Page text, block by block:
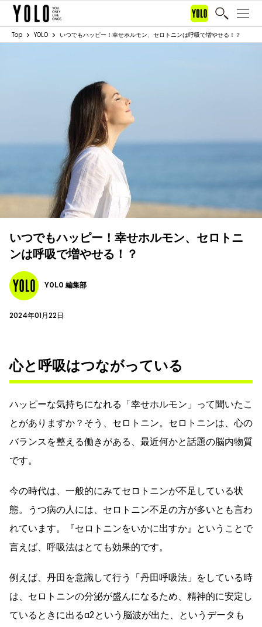
Top YOLO いつでもハッピー！幸せホルモン、セロトニンは呼吸で増やせる！？
いつでもハッピー！幸せホルモン、セロトニ
ンは呼吸で増やせる！？
YOLO 編集部
2024年01月22日
心と呼吸はつながっている
ハッピーな気持ちになれる「幸せホルモン」って聞いたこ
とがありますか？そう、セロトニン。セロトニンは、心の
バランスを整える働きがある、最近何かと話題の脳内物質
です。
今の時代は、一般的にみてセロトニンが不足している状
態。うつ病の人には、セロトニン不足の方が多いとも言わ
れています。『セロトニンをいかに出すか』ということで
言えば、呼吸法はとても効果的です。
例えば、丹田を意識して行う「丹田呼吸法」をしている時
は、セロトニンの分泌が盛んになるため、精神的に安定し
ているときに出るα2という脳波が出た、というデータも